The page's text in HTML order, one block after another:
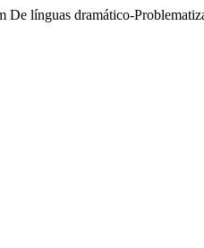
línguas dramático-